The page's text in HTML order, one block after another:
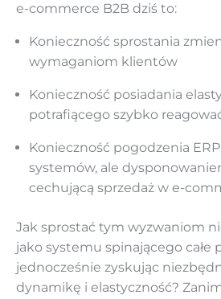
e-commerce B2B dziś to:
Konieczność sprostania
wymaganiom klientów
Konieczność posiadania
potrafiącego szybko
Konieczność pogodzenia
systemów, ale
cechującą sprzedaż w e-
Jak sprostać tym wyzwaniom
jako systemu spinającego całe
jednocześnie zyskując
dynamikę i elastyczność?